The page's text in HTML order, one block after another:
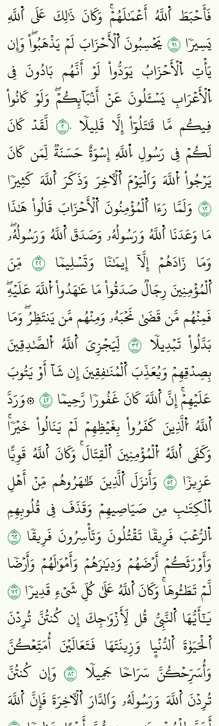
فَأَحۡبَطَ اَ۬للَّهُ أَعۡمَٰلَهُمۡۚ وَكَانَ ذَٰلِكَ عَلَى اَ۬للَّهِ
يَسِيرٗا١٩يَحۡسِبُونَ اَ۬لۡأَحۡزَابَ لَمۡ يَذۡهَبُواْۖ وَإِن
يَأۡتِ اِ۬لۡأَحۡزَابُ يَوَدُّواْ لَوۡ أَنَّهُم بَادُونَ فِي
اِ۬لۡأَعۡرَابِ يَسۡـَٔلُونَ عَنۡ أَنۢبَآئِكُمۡۖ وَلَوۡ كَانُواْ
فِيكُم مَّا قَٰتَلُوٓاْ إِلَّا قَلِيلٗا ٢٠ لَّقَدۡ كَانَ
لَكُمۡ فِي رَسُولِ اِ۬للَّهِ إِسۡوَةٌ حَسَنَةٞ لِّمَن كَانَ
يَرۡجُواْ اُ۬للَّهَ وَاَلۡيَوۡمَ اَ۬لۡأٓخِرَ وَذَكَرَ اَ۬للَّهَ كَثِيرٗا
٢١ وَلَمَّا رَءَا اَ۬لۡمُؤۡمِنُونَ اَ۬لۡأَحۡزَابَ قَالُواْ هَٰذَا
مَا وَعَدَنَا اَ۬للَّهُ وَرَسُولُهُۥ وَصَدَقَ اَ۬للَّهُ وَرَسُولُهُۥۖ
وَمَا زَادَهُمۡ إِلَّآ إِيمَٰنٗا وَتَسۡلِيمٗا ٢٢ مِّنَ
اَ۬لۡمُؤۡمِنِينَ رِجَالٞ صَدَقُواْ مَا عَٰهَدُواْ اُ۬للَّهَ عَلَيۡهِۖ
فَمِنۡهُم مَّن قَضَىٰ نَحۡبَهُۥ وَمِنۡهُم مَّن يَنتَظِرُۖ وَمَا
بَدَّلُواْ تَبۡدِيلٗا ٢٣ لِّيَجۡزِيَ اَ۬للَّهُ اُ۬لصَّٰدِقِينَ
بِصِدۡقِهِمۡ وَيُعَذِّبَ اَ۬لۡمُنَٰفِقِينَ إِن شَآ أَوۡ يَتُوبَ
عَلَيۡهِمۡۚ إِنَّ اَ۬للَّهَ كَانَ غَفُورٗا رَّحِيمٗا٢٤۞وَرَدَّ
اَ۬للَّهُ اُ۬لَّذِينَ كَفَرُواْ بِغَيۡظِهِمۡ لَمۡ يَنَالُواْ خَيۡرٗاۚ
وَكَفَى اَ۬للَّهُ اُ۬لۡمُؤۡمِنِينَ اَ۬لۡقِتَالَۚ وَكَانَ اَ۬للَّهُ قَوِيًّا
عَزِيزٗا ٢٥ وَأَنزَلَ اَ۬لَّذِينَ ظَٰهَرُوهُم مِّنۡ أَهۡلِ
اِ۬لۡكِتَٰبِ مِن صَيَاصِيهِمۡ وَقَذَفَ فِي قُلُوبِهِمِ
اِ۬لرُّعۡبَ فَرِيقٗا تَقۡتُلُونَ وَتَأۡسِرُونَ فَرِيقٗا ٢٦
وَأَوۡرَثَكُمۡ أَرۡضَهُمۡ وَدِيَٰرَهُمۡ وَأَمۡوَٰلَهُمۡ وَأَرۡضٗا
لَّمۡ تَطَـُٔوهَاۚ وَكَانَ اَ۬للَّهُ عَلَىٰ كُلِّ شَيۡءٖ قَدِيرٗا٢٧
يَٰٓأَيُّهَا اَ۬لنَّبِيُّ قُل لِّأَزۡوَٰجِكَ إِن كُنتُنَّ تُرِدۡنَ
اَ۬لۡحَيَوٰةَ اَ۬لدُّنۡيۭا وَزِينَتَهَا فَتَعَالَيۡنَ أُمَتِّعۡكُنَّ
وَأُسَرِّحۡكُنَّ سَرَاحٗا جَمِيلٗا ٢٨ وَإِن كُنتُنَّ
تُرِدۡنَ اَ۬للَّهَ وَرَسُولَهُۥ وَاَلدَّارَ اَ۬لۡأٓخِرَةَ فَإِنَّ اَ۬للَّهَ